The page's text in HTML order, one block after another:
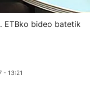
ETBko bideo batetik
- 13:21